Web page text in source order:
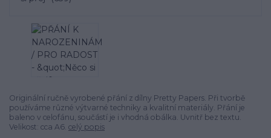
Originální ručně vyrobené přání z dílny Pretty Papers. Při tvorbě
používáme různé výtvarné techniky a kvalitní materiály. Přání je
baleno v celofánu, součástí je i vhodná obálka. Uvnitř bez textu.
Velikost: cca A6. celý popis